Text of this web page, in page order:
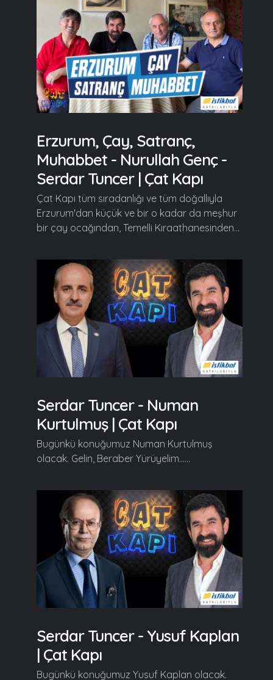
Erzurum, Çay, Satranç,
Muhabbet - Nurullah Genç -
Serdar Tuncer | Çat Kapı
Çat Kapı tüm sıradanlığı ve tüm doğallıyla
Erzurum'dan küçük ve bir o kadar da meşhur
bir çay ocağından, Temelli Kıraathanesinden...
Serdar Tuncer - Numan
Kurtulmuş | Çat Kapı
Bugünkü konuğumuz Numan Kurtulmuş
olacak. Gelin, Beraber Yürüyelim......
Serdar Tuncer - Yusuf Kaplan
| Çat Kapı
Bugünkü konuğumuz Yusuf Kaplan olacak.